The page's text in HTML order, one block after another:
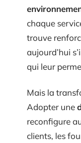
chaque
trouve
aujourd’hui
qui leur
Mais la
Adopter une
reconfigure
clients, les